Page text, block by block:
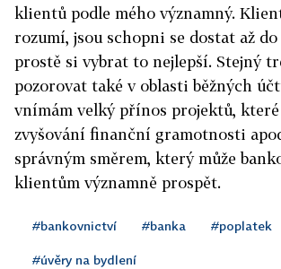
klientů podle mého významný.
rozumí, jsou schopni se dostat až
prostě si vybrat to nejlepší. Stejný
pozorovat také v oblasti běžných
vnímám velký přínos projektů,
zvyšování finanční gramotnosti
správným směrem, který může
klientům významně prospět.
#bankovnictví #banka #poplatek
#úvěry na bydlení